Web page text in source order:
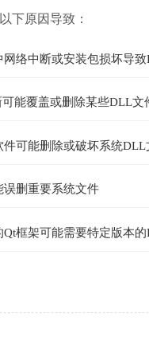
下原因导致：
网络中断或安装包损坏导
可能覆盖或删除某些DLL文
件可能删除或破坏系统DLL
误删重要系统文件
Qt框架可能需要特定版本